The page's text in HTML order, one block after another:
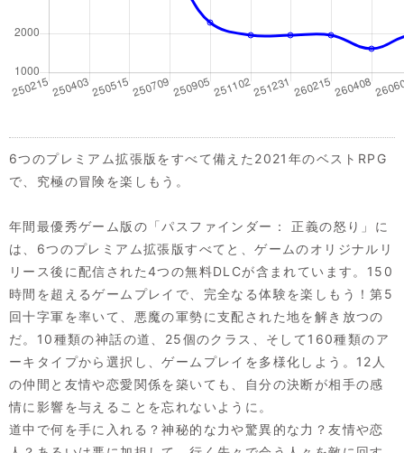
6つのプレミアム拡張版をすべて備えた2021年のベストRPG
で、究極の冒険を楽しもう。
年間最優秀ゲーム版の「パスファインダー： 正義の怒り」に
は、6つのプレミアム拡張版すべてと、ゲームのオリジナルリ
リース後に配信された4つの無料DLCが含まれています。150
時間を超えるゲームプレイで、完全なる体験を楽しもう！第5
回十字軍を率いて、悪魔の軍勢に支配された地を解き放つの
だ。10種類の神話の道、25個のクラス、そして160種類のア
ーキタイプから選択し、ゲームプレイを多様化しよう。12人
の仲間と友情や恋愛関係を築いても、自分の決断が相手の感
情に影響を与えることを忘れないように。
道中で何を手に入れる？神秘的な力や驚異的な力？友情や恋